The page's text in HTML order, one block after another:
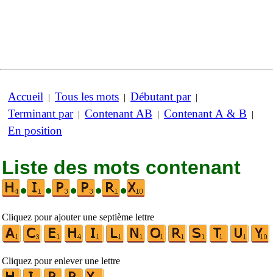
Accueil | Tous les mots | Débutant par|
Terminant par| Contenant AB | Contenant A & B |
En position
Liste des mots contenant
•
• • • •
Cliquez pour ajouter une septième lettre
Cliquez pour enlever une lettre